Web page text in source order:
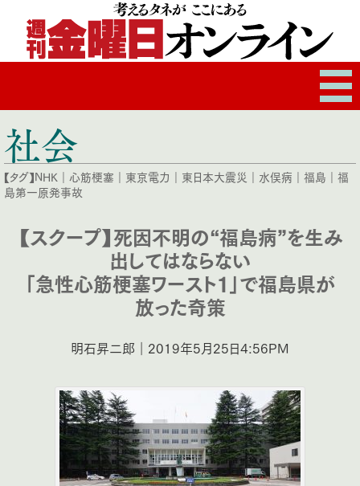
社会
【タグ】NHK ｜ 心筋梗塞 ｜ 東京電力 ｜ 東日本大震災 ｜ 水俣病 ｜ 福島 ｜ 福
島第一原発事故
【スクープ】死因不明の“福島病”を生み
出してはならない
「急性心筋梗塞ワースト１」で福島県が
放った奇策
明石昇二郎｜2019年5月25日4:56PM